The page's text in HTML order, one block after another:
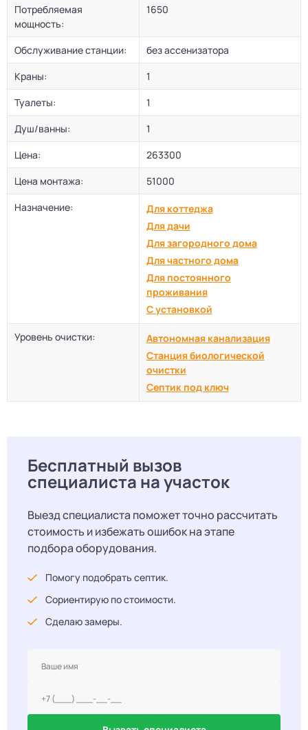
Потребляемая
мощность:
1650
Обслуживание станции:
без ассенизатора
Краны:
1
Туалеты:
1
Душ/ванны:
1
Цена:
263300
Цена монтажа:
51000
Назначение:
Для коттеджа
Для дачи
Для загородного дома
Для частного дома
Для постоянного
проживания
С установкой
Уровень очистки:
Автономная канализация
Станция биологической
очистки
Септик под ключ
Бесплатный вызов
специалиста на участок
Выезд специалиста поможет точно рассчитать
стоимость и избежать ошибок на этапе
подбора оборудования.
Помогу подобрать септик.
Сориентирую по стоимости.
Сделаю замеры.